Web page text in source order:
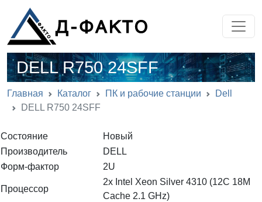
DELL R750 24SFF
Главная Каталог ПК и рабочие станции
Dell
DELL R750 24SFF
Состояние
Новый
Производитель
DELL
Форм-фактор
2U
Процессор
2x Intel Xeon Silver 4310 (12C 18M
Cache 2.1 GHz)